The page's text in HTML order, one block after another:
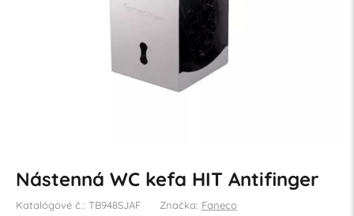
Nástenná WC kefa HIT Antifinger
Katalógové č.: TB948SJAF Značka: Faneco